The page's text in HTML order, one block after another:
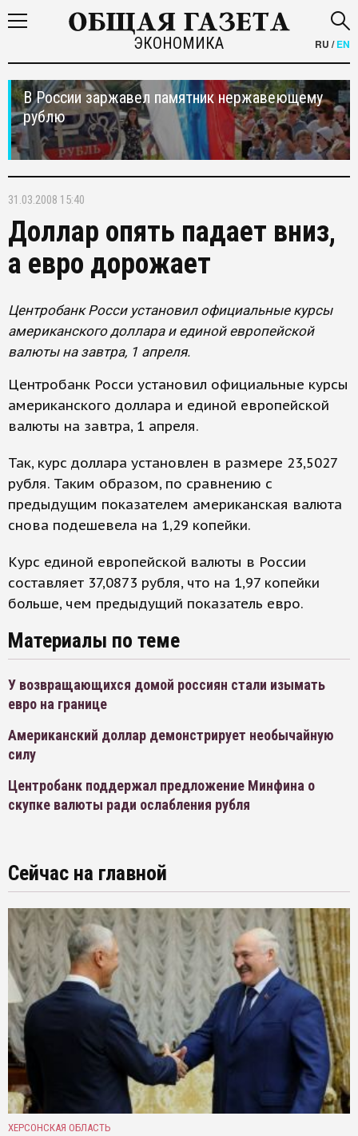
ЭКОНОМИКА RU /EN
В России заржавел памятник нержавеющему
рублю
31.03.2008 15:40
Доллар опять падает вниз,
а евро дорожает
Центробанк Росси установил официальные курсы
американского доллара и единой европейской
валюты на завтра, 1 апреля.
Центробанк Росси установил официальные курсы
американского доллара и единой европейской
валюты на завтра, 1 апреля.
Так, курс доллара установлен в размере 23,5027
рубля. Таким образом, по сравнению с
предыдущим показателем американская валюта
снова подешевела на 1,29 копейки.
Курс единой европейской валюты в России
составляет 37,0873 рубля, что на 1,97 копейки
больше, чем предыдущий показатель евро.
Материалы по теме
У возвращающихся домой россиян стали изымать
евро на границе
Американский доллар демонстрирует необычайную
силу
Центробанк поддержал предложение Минфина о
скупке валюты ради ослабления рубля
Сейчас на главной
ХЕРСОНСКАЯ ОБЛАСТЬ